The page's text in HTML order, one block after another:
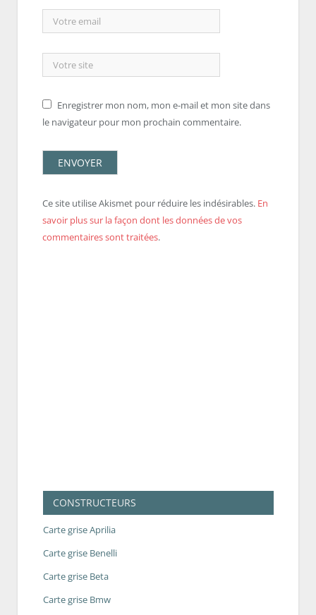
Enregistrer mon nom, mon e-mail et mon site dans
le navigateur pour mon prochain commentaire.
Ce site utilise Akismet pour réduire les indésirables. En
savoir plus sur la façon dont les données de vos
commentaires sont traitées.
CONSTRUCTEURS
Carte grise Aprilia
Carte grise Benelli
Carte grise Beta
Carte grise Bmw